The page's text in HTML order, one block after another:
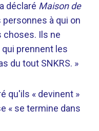
déclaré Maison de
à qui on
choses. Ils ne
prennent les
du tout SNKRS. »
qu'ils « devinent »
« se termine dans